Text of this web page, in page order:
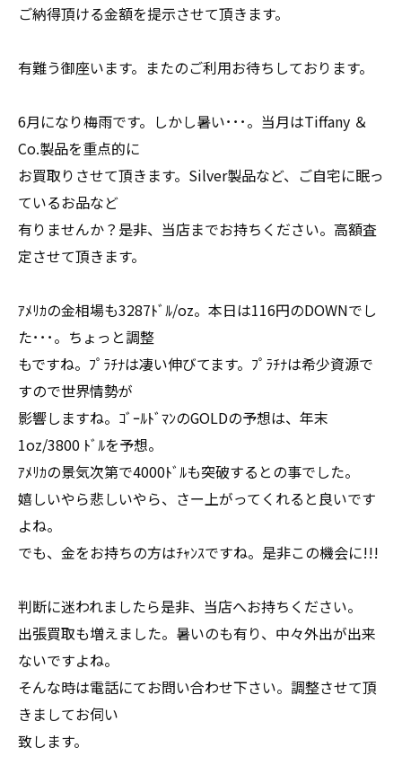
ご納得頂ける金額を提示させて頂きます。
有難う御座います。またのご利用お待ちしております。
6月になり梅雨です。しかし暑い･･･。当月はTiffany ＆
Co.製品を重点的に
お買取りさせて頂きます。Silver製品など、ご自宅に眠っ
ているお品など
有りませんか？是非、当店までお持ちください。高額査
定させて頂きます。
ｱﾒﾘｶの金相場も3287ﾄﾞﾙ/oz。本日は116円のDOWNでし
た･･･。ちょっと調整
もですね。ﾌﾟﾗﾁﾅは凄い伸びてます。ﾌﾟﾗﾁﾅは希少資源で
すので世界情勢が
影響しますね。ｺﾞｰﾙﾄﾞﾏﾝのGOLDの予想は、年末
1oz/3800 ﾄﾞﾙを予想。
ｱﾒﾘｶの景気次第で4000ﾄﾞﾙも突破するとの事でした。
嬉しいやら悲しいやら、さー上がってくれると良いです
よね。
でも、金をお持ちの方はﾁｬﾝｽですね。是非この機会に!!!
判断に迷われましたら是非、当店へお持ちください。
出張買取も増えました。暑いのも有り、中々外出が出来
ないですよね。
そんな時は電話にてお問い合わせ下さい。調整させて頂
きましてお伺い
致します。